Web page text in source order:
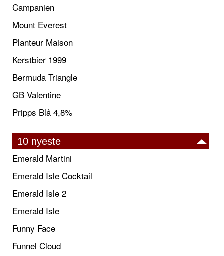
Campanien
Mount Everest
Planteur Maison
Kerstbier 1999
Bermuda Triangle
GB Valentine
Pripps Blå 4,8%
10 nyeste
Emerald Martini
Emerald Isle Cocktail
Emerald Isle 2
Emerald Isle
Funny Face
Funnel Cloud